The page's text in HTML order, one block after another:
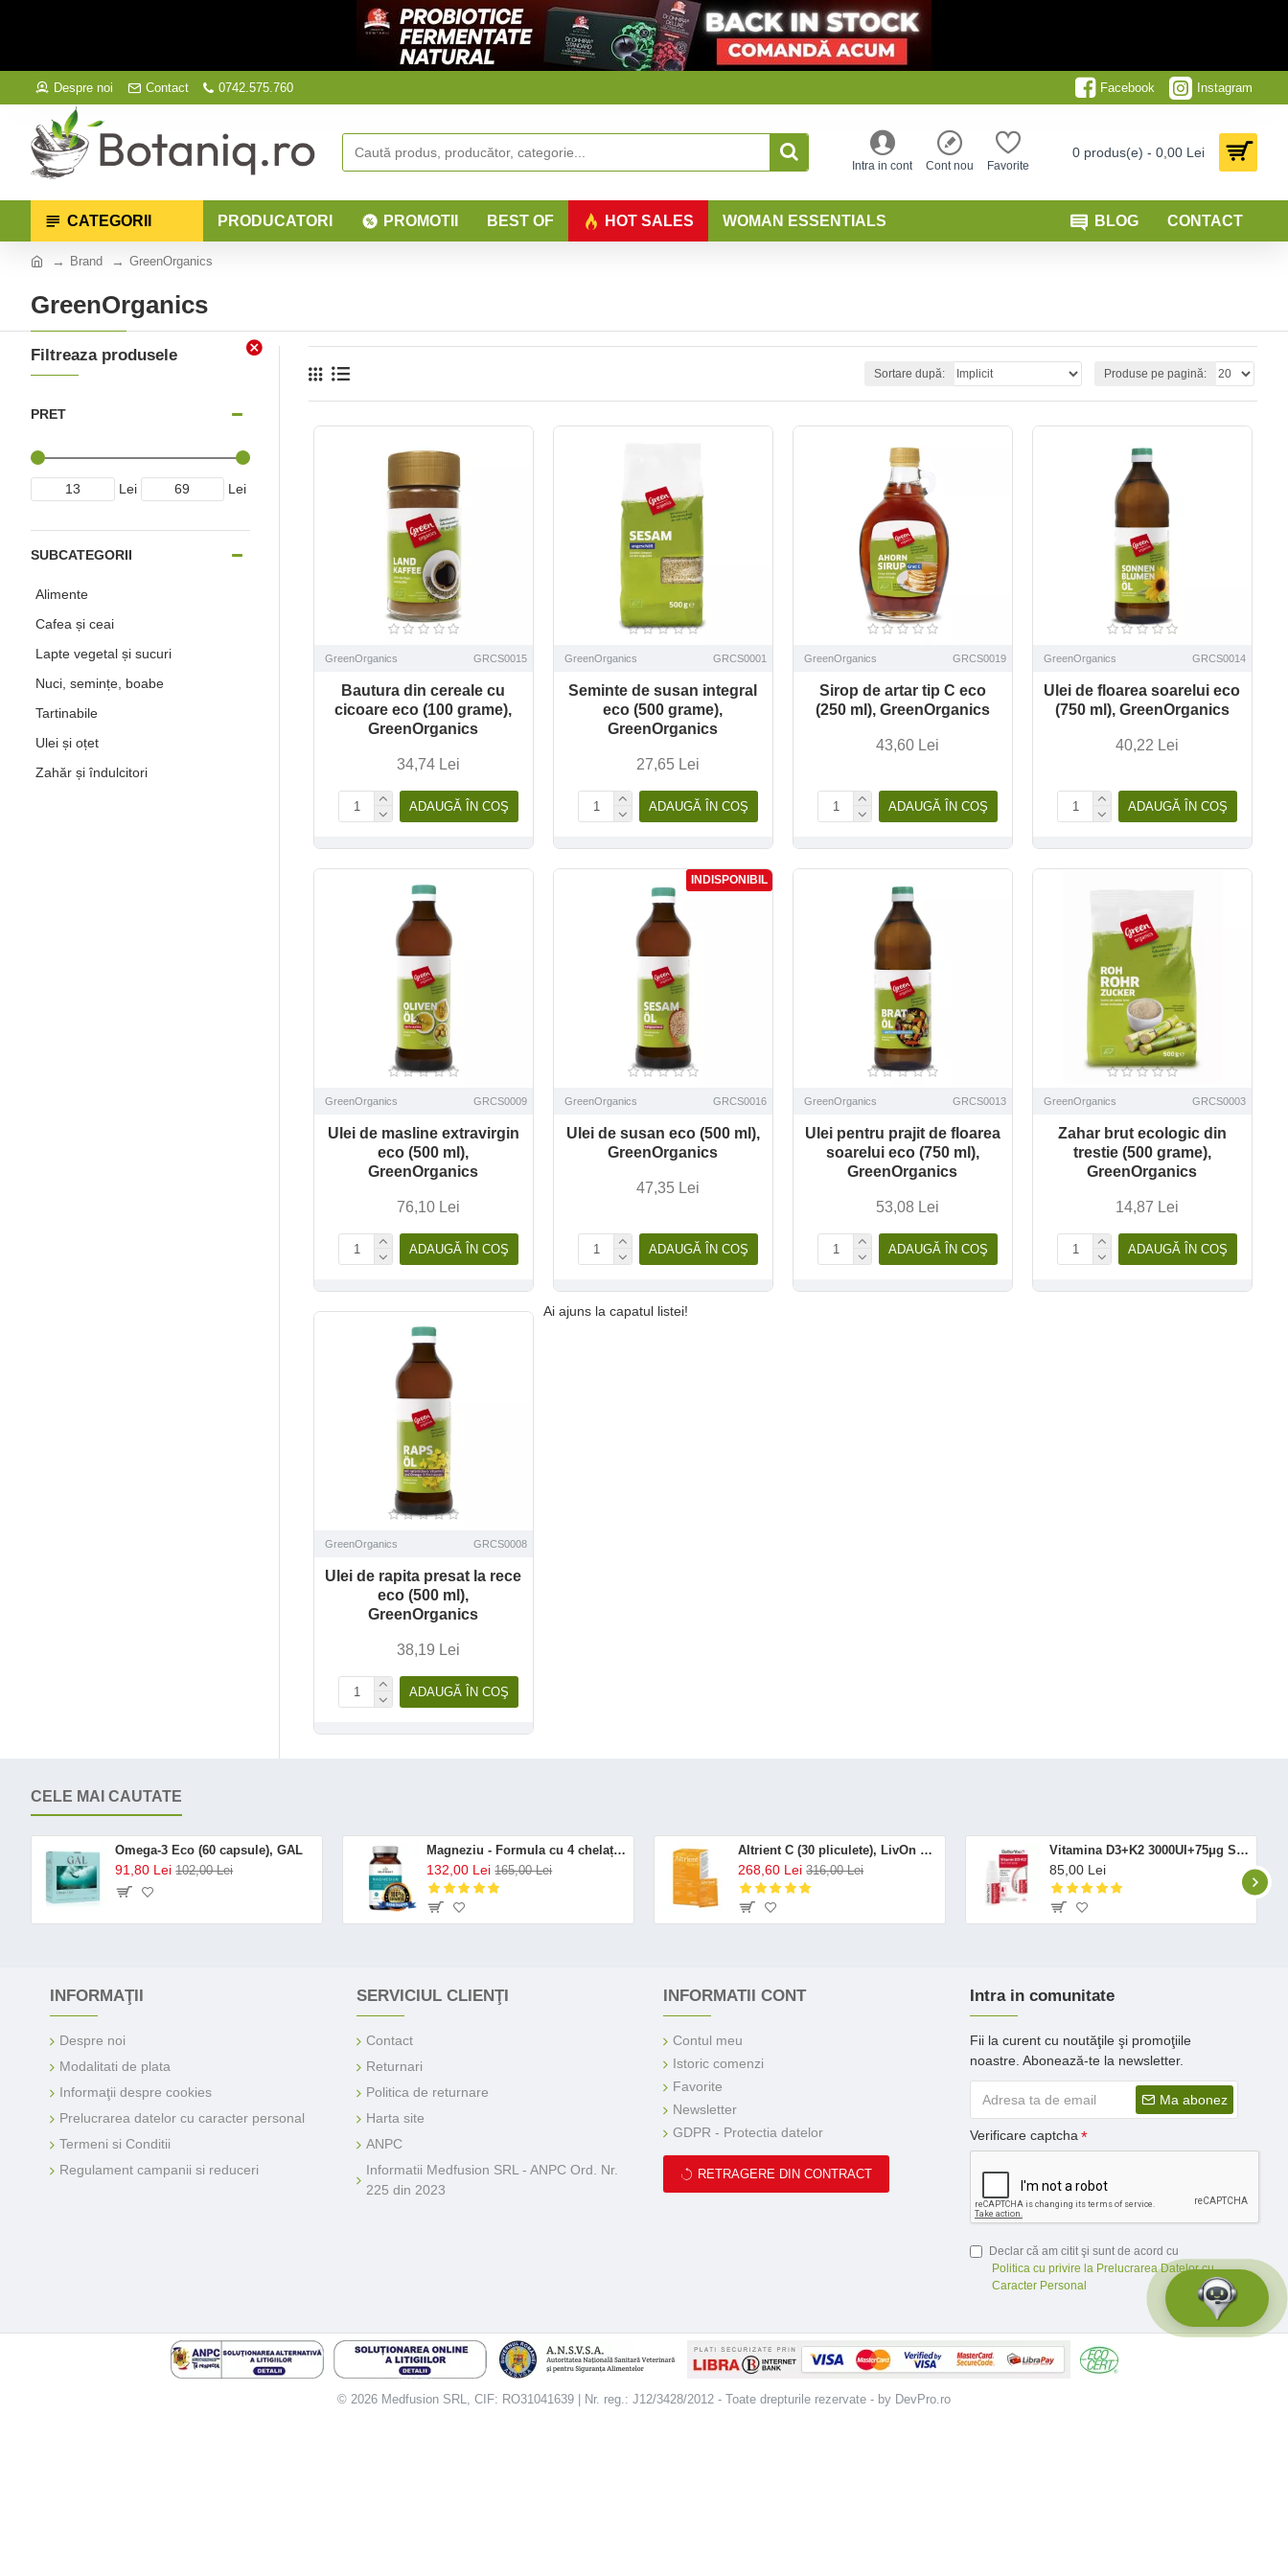
Despre noi Contact 0742.575.760 Facebook Instagram
Intra in cont Cont nou Favorite
0 produs(e) - 0,00 Lei
CATEGORII PRODUCATORI PROMOTII BEST OF HOT SALES WOMAN ESSENTIALS BLOG CONTACT
Brand GreenOrganics
GreenOrganics
Filtreaza produsele
PRET
Lei Lei
SUBCATEGORII
Alimente
Cafea și ceai
Lapte vegetal și sucuri
Nuci, semințe, boabe
Tartinabile
Ulei și oțet
Zahăr și îndulcitori
Sortare după: Produse pe pagină:
GreenOrganics GRCS0015
Bautura din cereale cu
cicoare eco (100 grame),
GreenOrganics
34,74 Lei
ADAUGĂ ÎN COŞ
GreenOrganics GRCS0001
Seminte de susan integral
eco (500 grame),
GreenOrganics
27,65 Lei
ADAUGĂ ÎN COŞ
GreenOrganics GRCS0019
Sirop de artar tip C eco
(250 ml), GreenOrganics
43,60 Lei
ADAUGĂ ÎN COŞ
GreenOrganics GRCS0014
Ulei de floarea soarelui eco
(750 ml), GreenOrganics
40,22 Lei
ADAUGĂ ÎN COŞ
GreenOrganics GRCS0009
Ulei de masline extravirgin
eco (500 ml),
GreenOrganics
76,10 Lei
ADAUGĂ ÎN COŞ
INDISPONIBIL
GreenOrganics GRCS0016
Ulei de susan eco (500 ml),
GreenOrganics
47,35 Lei
ADAUGĂ ÎN COŞ
GreenOrganics GRCS0013
Ulei pentru prajit de floarea
soarelui eco (750 ml),
GreenOrganics
53,08 Lei
ADAUGĂ ÎN COŞ
GreenOrganics GRCS0003
Zahar brut ecologic din
trestie (500 grame),
GreenOrganics
14,87 Lei
ADAUGĂ ÎN COŞ
GreenOrganics GRCS0008
Ulei de rapita presat la rece
eco (500 ml),
GreenOrganics
38,19 Lei
ADAUGĂ ÎN COŞ
Ai ajuns la capatul listei!
CELE MAI CAUTATE
Omega-3 Eco (60 capsule), GAL
91,80 Lei 102,00 Lei
Magneziu - Formula cu 4 chelați (120 capsule), Neutrient
132,00 Lei 165,00 Lei
Altrient C (30 pliculete), LivOn Labs
268,60 Lei 316,00 Lei
Vitamina D3+K2 3000UI+75μg Spray Oral (12 ml), BetterYou
85,00 Lei
INFORMAŢII
Despre noi
Modalitati de plata
Informaţii despre cookies
Prelucrarea datelor cu caracter personal
Termeni si Conditii
Regulament campanii si reduceri
SERVICIUL CLIENŢI
Contact
Returnari
Politica de returnare
Harta site
ANPC
Informatii Medfusion SRL - ANPC Ord. Nr.
225 din 2023
INFORMATII CONT
Contul meu
Istoric comenzi
Favorite
Newsletter
GDPR - Protectia datelor
RETRAGERE DIN CONTRACT
Intra in comunitate
Fii la curent cu noutăţile şi promoţiile
noastre. Abonează-te la newsletter.
Ma abonez
Verificare captcha
Declar că am citit şi sunt de acord cu
Politica cu privire la Prelucrarea Datelor cu
Caracter Personal
© 2026 Medfusion SRL, CIF: RO31041639 | Nr. reg.: J12/3428/2012 - Toate drepturile rezervate - by DevPro.ro